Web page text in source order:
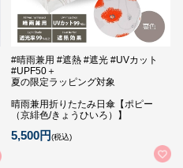
#晴雨兼用 #遮熱 #遮光 #UVカット
#UPF50＋
夏の限定ラッピング対象
晴雨兼用折りたたみ日傘【ポピー
（京緋色/きょうひいろ）】
5,500円(税込)